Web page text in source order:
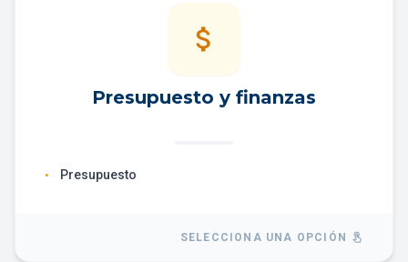
attach_money
Presupuesto y finanzas
• Presupuesto
SELECCIONA UNA OPCIÓN touch_app